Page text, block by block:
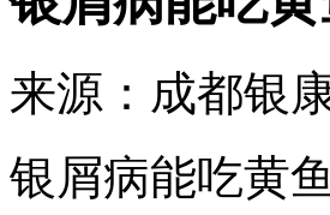
来源：成都银
银屑病能吃黄